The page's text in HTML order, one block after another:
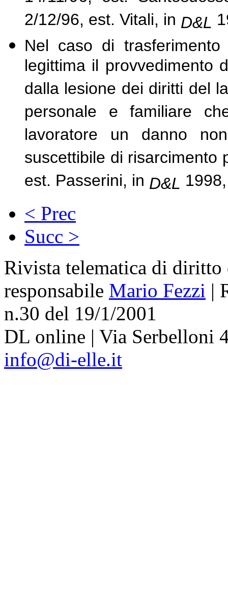
2/12/96, est. Vitali, in D&L
Nel caso di
legittima il provvedimento
dalla lesione dei diritti del
personale e familiare
lavoratore un danno
suscettibile di risarcimento
est. Passerini, in D&L
< Prec
Succ >
Rivista telematica di
responsabile Mario Fezzi |
n.30 del 19/1/2001
DL online | Via Serbelloni
info@di-elle.it